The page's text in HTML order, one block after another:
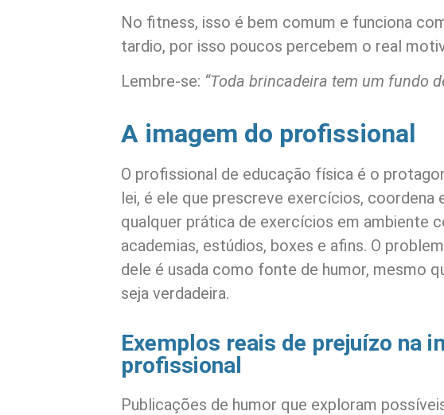
No fitness, isso é bem comum e funciona
tardio, por isso poucos percebem o real
Lembre-se: “Toda brincadeira tem um fundo
A imagem do profissional
O profissional de educação física é o
lei, é ele que prescreve exercícios, coordena
qualquer prática de exercícios em ambiente
academias, estúdios, boxes e afins. O
dele é usada como fonte de humor, mesmo
seja verdadeira.
Exemplos reais de prejuízo na
profissional
Publicações de humor que exploram